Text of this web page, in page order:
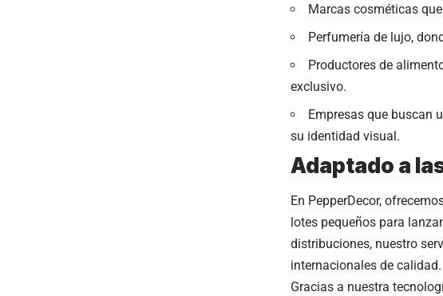
Marcas cosméticas
Perfumería de lujo,
Productores de
exclusivo.
Empresas que buscan
su identidad visual.
Adaptado a
En PepperDecor,
lotes pequeños para
distribuciones, nuestro
internacionales de calidad.
Gracias a nuestra